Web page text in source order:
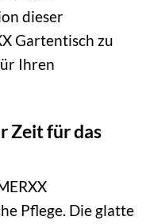
dieser
Gartentisch zu
Ihren
Zeit für das
Pflege. Die glatte